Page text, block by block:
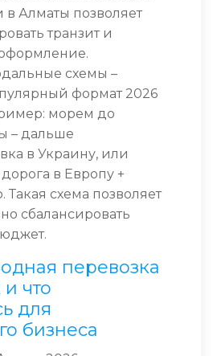
Алматы позволяет
транзит и
схемы –
формат 2026
морем до
– дальше
в Украину, или
в Европу +
Такая схема позволяет
сбалансировать
перевозка
и что
для
бизнеса